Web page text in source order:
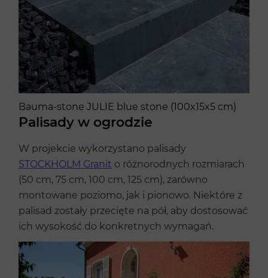
Bauma-stone JULIE blue stone (100x15x5 cm)
Palisady w ogrodzie
W projekcie wykorzystano palisady
STOCKHOLM Granit o różnorodnych rozmiarach
(50 cm, 75 cm, 100 cm, 125 cm), zarówno
montowane poziomo, jak i pionowo. Niektóre z
palisad zostały przecięte na pół, aby dostosować
ich wysokość do konkretnych wymagań.